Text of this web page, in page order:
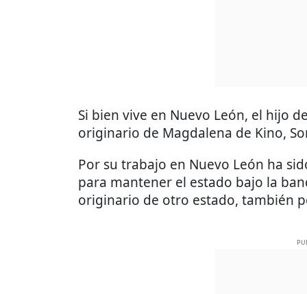
Si bien vive en Nuevo León, el hijo
originario de Magdalena de Kino,
Por su trabajo en Nuevo León ha
para mantener el estado bajo la
originario de otro estado, también